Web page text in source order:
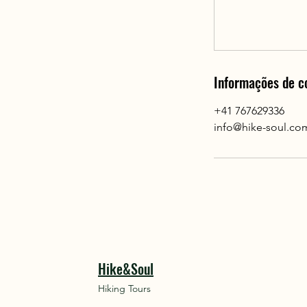
Informações de
+41 767629336
info@hike-
Hike&Soul
Hiking Tours